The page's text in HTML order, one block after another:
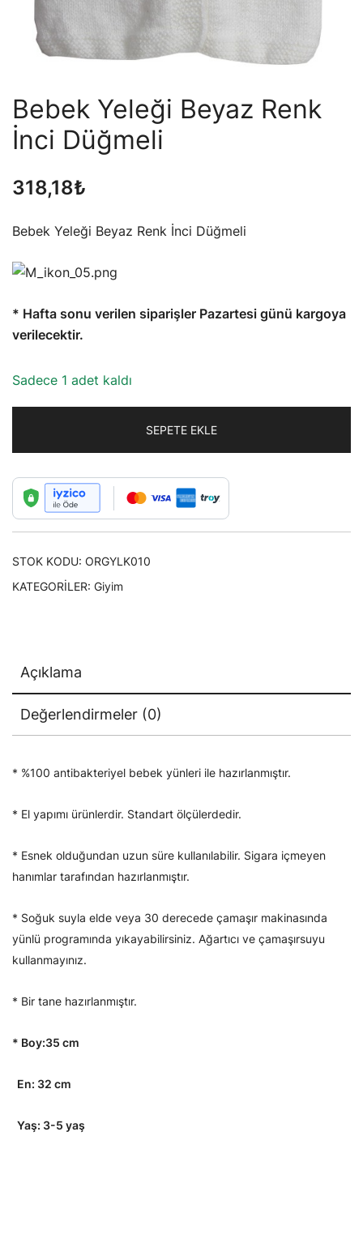
Bebek Yeleği Beyaz Renk
İnci Düğmeli
318,18₺
Bebek Yeleği Beyaz Renk İnci Düğmeli
* Hafta sonu verilen siparişler Pazartesi günü kargoya
verilecektir.
Sadece 1 adet kaldı
SEPETE EKLE
STOK KODU: ORGYLK010
KATEGORILER: Giyim
Açıklama
Değerlendirmeler (0)
* %100 antibakteriyel bebek yünleri ile hazırlanmıştır.
* El yapımı ürünlerdir. Standart ölçülerdedir.
* Esnek olduğundan uzun süre kullanılabilir. Sigara içmeyen
hanımlar tarafından hazırlanmıştır.
* Soğuk suyla elde veya 30 derecede çamaşır makinasında
yünlü programında yıkayabilirsiniz. Ağartıcı ve çamaşırsuyu
kullanmayınız.
* Bir tane hazırlanmıştır.
* Boy:35 cm
En: 32 cm
Yaş: 3-5 yaş